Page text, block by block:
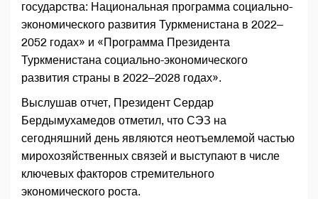
государства: Национальная программа социально-
экономического развития Туркменистана в 2022–
2052 годах» и «Программа Президента
Туркменистана социально-экономического
развития страны в 2022–2028 годах».
Выслушав отчет, Президент Сердар
Бердымухамедов отметил, что СЭЗ на
сегодняшний день являются неотъемлемой частью
мирохозяйственных связей и выступают в числе
ключевых факторов стремительного
экономического роста.